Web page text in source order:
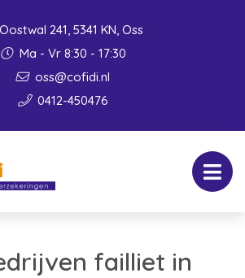
Oostwal 241, 5341 KN, Oss
Ma - Vr 8:30 - 17:30
oss@cofidi.nl
0412-450476
failliet in